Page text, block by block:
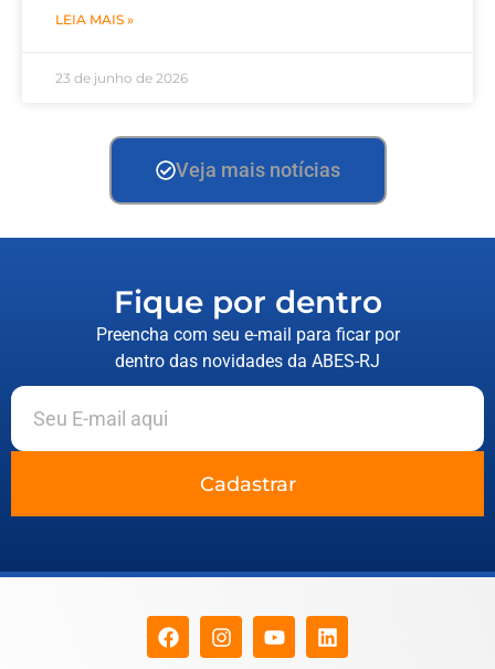
LEIA MAIS »
23 de junho de 2026
Veja mais notícias
Fique por dentro
Preencha com seu e-mail para ficar por
dentro das novidades da ABES-RJ
Cadastrar